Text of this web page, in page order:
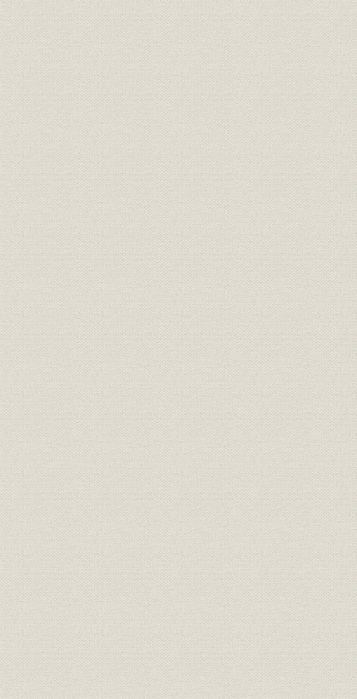
3. 分析・解説で高い評価を集める独自調査
4. 優秀製品賞、ものづくり大賞、セミナーなど
第4節 消費を知る、商機を導く 日経MJ(流通新聞)
1. 流通ルネサンス 花開く新流通業―1998年
2. 破綻と再編の大波、小売業をのみ込む―2000年~
3. 「RS」から「MJ」へ、媒体を大胆に衣替え―2001年4月
4. 月水金に発行日を変更、題字を7色に―2004年10月
5. デザイン面やスキル面誕生―2005年秋の紙面改革
第5節 金融激動・投資時代の羅針盤 日経金融新聞
1. 金融危機、克明に追う日々(1997年~1998年)
2. ITバブル、金融界にも小春日和(1999~2001年)
3. 再び深刻化するデフレ不況、株価7607円に(2002~2003年)
4. 「失われた10年」を超え、変化の脈動(2004~2005年)
5. ゼロ金利解除、平時モードへ(2006年)
第6節 日経情報を世界に発信 日経ウイークリー・英文電子メディア
1. 時代変化を踏まえて選択と集中
2. NNIをスタート
3. 英文改革と新しい The Nikkei Weekly
4. 新聞と電子メディアの連動
第7節 インターネットでニュース速報 NIKKEI NET
1. NIKKEI NET の誕生と発展